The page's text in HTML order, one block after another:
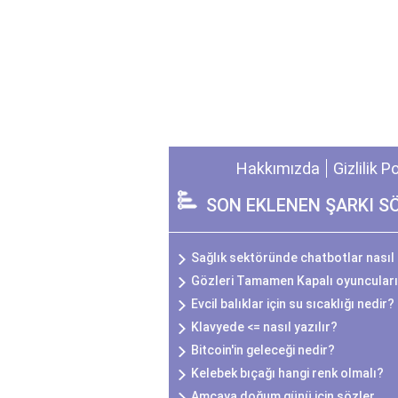
Hakkımızda Gizlilik
SON EKLENEN ŞARKI
Sağlık sektöründe chatbotlar nasıl
Gözleri Tamamen Kapalı
Evcil balıklar için su sıcaklığı nedir?
Klavyede <= nasıl yazılır?
Bitcoin'in geleceği nedir?
Kelebek bıçağı hangi renk olmalı?